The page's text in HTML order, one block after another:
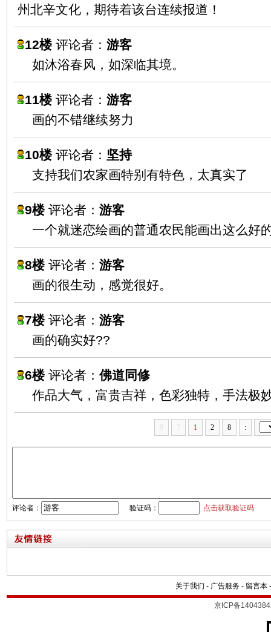
州北辛文化，期待着该台连续报道！
12楼评论者： 游客
如沐浴春风，如深临其境。
11楼评论者： 游客
画的不错继续努力
10楼评论者： 坚持
支持我们农家画特别有特色，太真实了
9楼评论者： 游客
一个就迷恋绘画的普通农民能画出这么好
8楼评论者： 游客
画的很生动，感觉很好。
7楼评论者： 游客
画的确实好??
6楼评论者：佛道同修
作品大气，富贵吉祥，色彩独特，手法极
7 1 2 8 :
评论者： 验证码： 点击获取验证码
关于我们 - 广告服务 - 留言本
京ICP备